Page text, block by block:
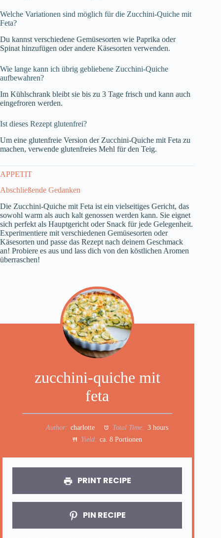
Welche Variationen sind möglich für die Zucchini-Quiche mit
Feta?
Du kannst verschiedene Gemüsesorten wie Paprika oder
Spinat hinzufügen oder andere Käsesorten verwenden.
Wie lange kann ich übrig gebliebene Zucchini-Quiche
aufbewahren?
Im Kühlschrank bleibt sie bis zu 3 Tage frisch und kann auch
eingefroren werden.
Ist dieses Rezept glutenfrei?
Um eine glutenfreie Version der Zucchini-Quiche mit Feta zu
machen, verwende glutenfreies Mehl für den Teig.
APPETIT
Abschließende Gedanken
Die Zucchini-Quiche mit Feta ist ein vielseitiges Gericht, das
sowohl warm als auch kalt genossen werden kann. Sie eignet
sich perfekt als Hauptgericht oder Snack für jede Gelegenheit.
Experimentiere mit verschiedenen Gemüsesorten oder
Käsesorten und passe das Rezept nach deinem Geschmack
an! Probiere es aus und lass dich von den köstlichen Aromen
überraschen!
zucchini-quiche mit
feta
Author: charlotte Total Time: 3 hours
Yield: ca. 8 Portionen
PRINT RECIPE
PIN RECIPE